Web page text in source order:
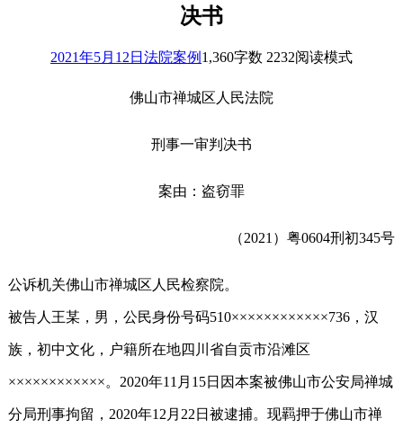
决书
2021年5月12日 法院案例 1,360字数 2232阅读模式
佛山市禅城区人民法院
刑事一审判决书
案由：盗窃罪
（2021）粤0604刑初345号
公诉机关佛山市禅城区人民检察院。
被告人王某，男，公民身份号码510××××××××××××736，汉
族，初中文化，户籍所在地四川省自贡市沿滩区
××××××××××××。2020年11月15日因本案被佛山市公安局禅城
分局刑事拘留，2020年12月22日被逮捕。现羁押于佛山市禅